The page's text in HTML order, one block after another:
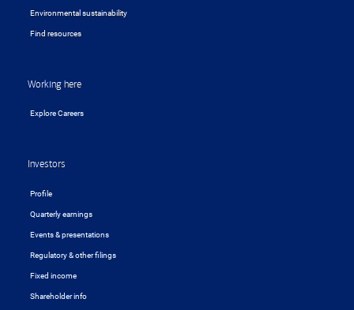
Environmental sustainability
Find resources
Working here
Explore Careers
Investors
Profile
Quarterly earnings
Events & presentations
Regulatory & other filings
Fixed income
Shareholder info